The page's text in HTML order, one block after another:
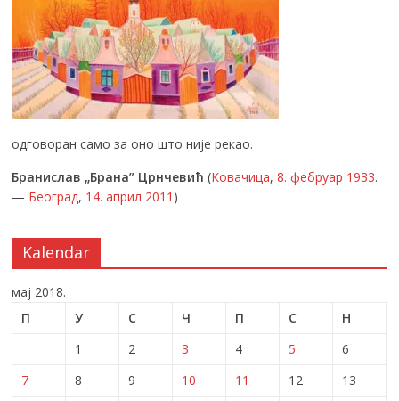
одговоран само за оно што није рекао.
Бранислав „Брана” Црнчевић (Ковачица,8. фебруар 1933.
— Београд, 14. април 2011 )
Kalendar
мај 2018.
П
У С Ч П С
Н
1
2 3 4 5
6
7
8 9 10 11 12
13